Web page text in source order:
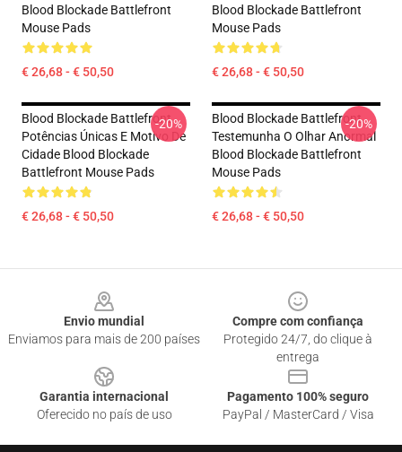
Blood Blockade Battlefront
Mouse Pads
€ 26,68 - € 50,50
Blood Blockade Battlefront
Mouse Pads
€ 26,68 - € 50,50
Blood Blockade Battlefront
Potências Únicas E Motivo De
Cidade Blood Blockade
Battlefront Mouse Pads
€ 26,68 - € 50,50
-20%
Blood Blockade Battlefront
Testemunha O Olhar Anormal
Blood Blockade Battlefront
Mouse Pads
€ 26,68 - € 50,50
-20%
Envio mundial
Enviamos para mais de 200 países
Compre com confiança
Protegido 24/7, do clique à
entrega
Garantia internacional
Oferecido no país de uso
Pagamento 100% seguro
PayPal / MasterCard / Visa